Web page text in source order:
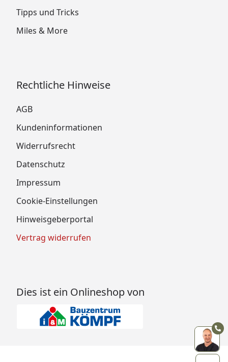
Tipps und Tricks
Miles & More
Rechtliche Hinweise
AGB
Kundeninformationen
Widerrufsrecht
Datenschutz
Impressum
Cookie-Einstellungen
Hinweisgeberportal
Vertrag widerrufen
Dies ist ein Onlineshop von